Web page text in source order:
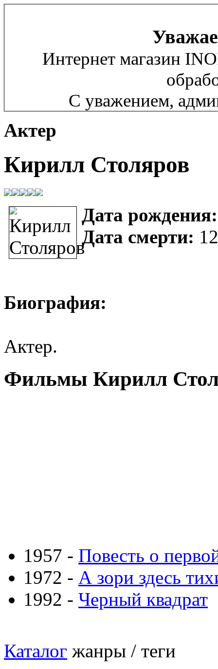
Интернет магазин
С уважением,
Актер
Кирилл Столяров
Дата рождения:
Дата смерти:
Биография:
Актер.
Фильмы Кирилл
1957 - Повесть о
1972 - А зори здесь
1992 - Черный квадрат
Каталог жанры / теги